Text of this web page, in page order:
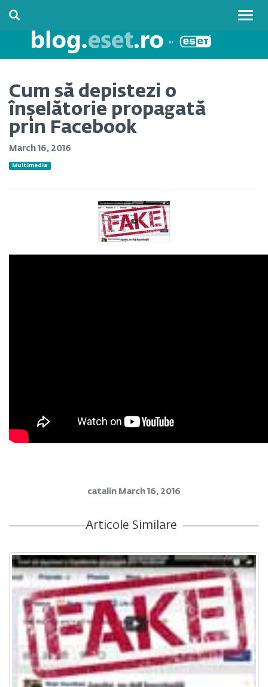
Cum să depistezi o
înșelătorie propagată
prin Facebook
March 16, 2016
Multimedia
catalin March 16, 2016
Articole Similare